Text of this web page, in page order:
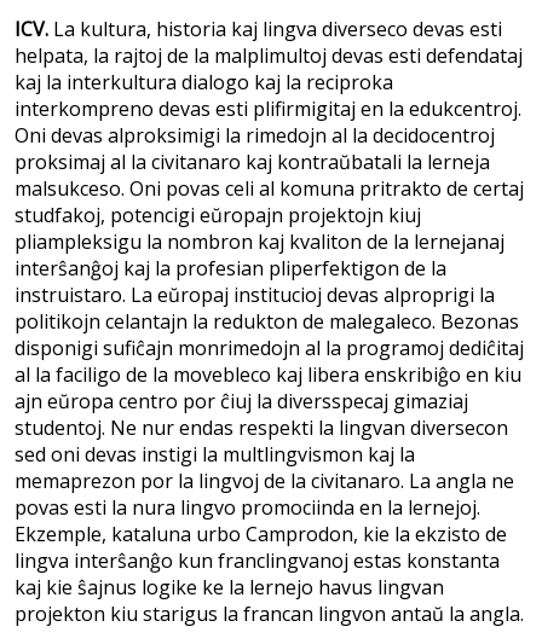
ICV. La kultura, historia kaj lingva diverseco devas esti
helpata, la rajtoj de la malplimultoj devas esti defendataj
kaj la interkultura dialogo kaj la reciproka
interkompreno devas esti plifirmigitaj en la edukcentroj.
Oni devas alproksimigi la rimedojn al la decidocentroj
proksimaj al la civitanaro kaj kontraŭbatali la lerneja
malsukceso. Oni povas celi al komuna pritrakto de certaj
studfakoj, potencigi eŭropajn projektojn kiuj
pliampleksigu la nombron kaj kvaliton de la lernejanaj
interŝanĝoj kaj la profesian pliperfektigon de la
instruistaro. La eŭropaj institucioj devas alproprigi la
politikojn celantajn la redukton de malegaleco. Bezonas
disponigi sufiĉajn monrimedojn al la programoj dediĉitaj
al la faciligo de la movebleco kaj libera enskribiĝo en kiu
ajn eŭropa centro por ĉiuj la diversspecaj gimaziaj
studentoj. Ne nur endas respekti la lingvan diversecon
sed oni devas instigi la multlingvismon kaj la
memaprezon por la lingvoj de la civitanaro. La angla ne
povas esti la nura lingvo promociinda en la lernejoj.
Ekzemple, kataluna urbo Camprodon, kie la ekzisto de
lingva interŝanĝo kun franclingvanoj estas konstanta
kaj kie ŝajnus logike ke la lernejo havus lingvan
projekton kiu starigus la francan lingvon antaŭ la angla.